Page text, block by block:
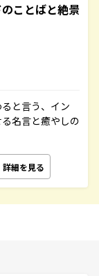
ことばと絶景
と言う、イン
名言と癒やしの
詳細を見る